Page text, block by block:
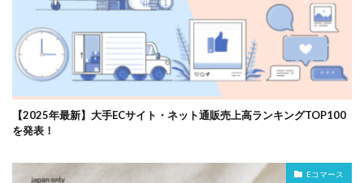
【2025年最新】大手ECサイト・ネット通販売上高ランキングTOP100
を発表！
Eコマース